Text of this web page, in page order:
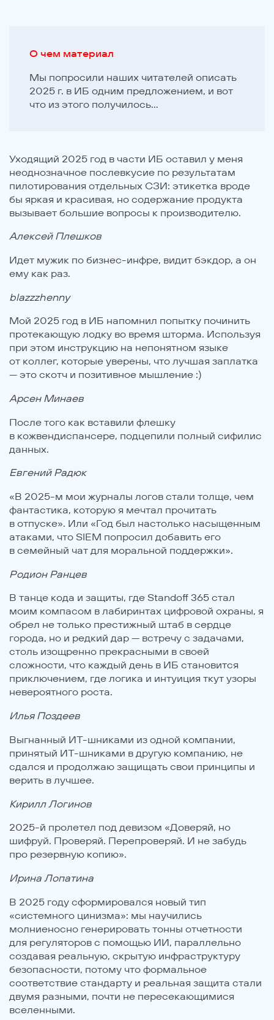
О чем материал
Мы попросили наших читателей описать
2025 г. в ИБ одним предложением, и вот
что из этого получилось…
Уходящий 2025 год в части ИБ оставил у меня
неоднозначное послевкусие по результатам
пилотирования отдельных СЗИ: этикетка вроде
бы яркая и красивая, но содержание продукта
вызывает большие вопросы к производителю.
Алексей Плешков
Идет мужик по бизнес-инфре, видит бэкдор, а он
ему как раз.
blazzzhenny
Мой 2025 год в ИБ напомнил попытку починить
протекающую лодку во время шторма. Используя
при этом инструкцию на непонятном языке
от коллег, которые уверены, что лучшая заплатка
— это скотч и позитивное мышление :)
Арсен Минаев
После того как вставили флешку
в кожвендиспансере, подцепили полный сифилис
данных.
Евгений Радюк
«В 2025-м мои журналы логов стали толще, чем
фантастика, которую я мечтал прочитать
в отпуске». Или «Год был настолько насыщенным
атаками, что SIEM попросил добавить его
в семейный чат для моральной поддержки».
Родион Ранцев
В танце кода и защиты, где Standoff 365 стал
моим компасом в лабиринтах цифровой охраны, я
обрел не только престижный штаб в сердце
города, но и редкий дар — встречу с задачами,
столь изощренно прекрасными в своей
сложности, что каждый день в ИБ становится
приключением, где логика и интуиция ткут узоры
невероятного роста.
Илья Поздеев
Выгнанный ИТ-шниками из одной компании,
принятый ИТ-шниками в другую компанию, не
сдался и продолжаю защищать свои принципы и
верить в лучшее.
Кирилл Логинов
2025-й пролетел под девизом «Доверяй, но
шифруй. Проверяй. Перепроверяй. И не забудь
про резервную копию».
Ирина Лопатина
В 2025 году сформировался новый тип
«системного цинизма»: мы научились
молниеносно генерировать тонны отчетности
для регуляторов с помощью ИИ, параллельно
создавая реальную, скрытую инфраструктуру
безопасности, потому что формальное
соответствие стандарту и реальная защита стали
двумя разными, почти не пересекающимися
вселенными.